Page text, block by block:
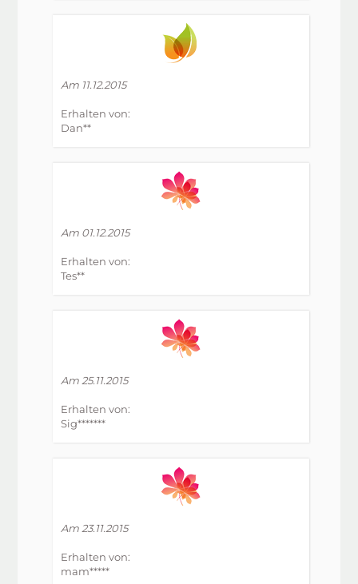
Am 11.12.2015
Erhalten von:
Dan**
Am 01.12.2015
Erhalten von:
Tes**
Am 25.11.2015
Erhalten von:
Sig*******
Am 23.11.2015
Erhalten von:
mam*****